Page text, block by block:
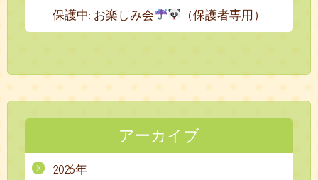
保護中: お楽しみ会
（保護者専用）
アーカイブ
2026年